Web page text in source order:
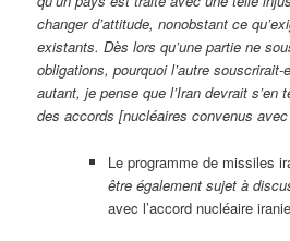
changer d’attitude, nonobstant ce
existants. Dès lors qu’une partie ne
obligations, pourquoi l’autre
autant, je pense que l’Iran devrait s’en
des accords [nucléaires convenus
Le programme de missiles
être également sujet à
avec l’accord nucléaire